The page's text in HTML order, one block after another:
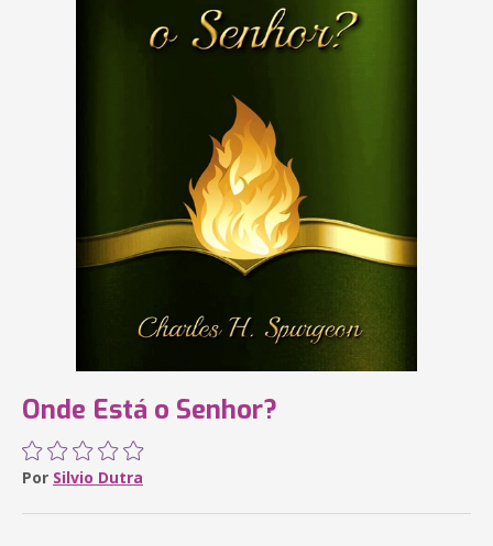
Onde Está o Senhor?
Por Silvio Dutra